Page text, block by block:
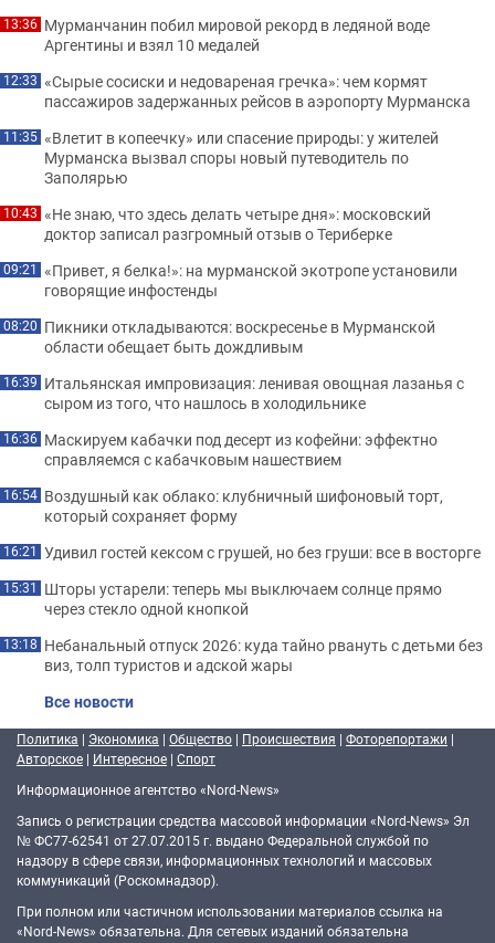
13:36 Мурманчанин побил мировой рекорд в ледяной воде
Аргентины и взял 10 медалей
12:33 «Сырые сосиски и недовареная гречка»: чем кормят
пассажиров задержанных рейсов в аэропорту Мурманска
11:35 «Влетит в копеечку» или спасение природы: у жителей
Мурманска вызвал споры новый путеводитель по
Заполярью
10:43 «Не знаю, что здесь делать четыре дня»: московский
доктор записал разгромный отзыв о Териберке
09:21 «Привет, я белка!»: на мурманской экотропе установили
говорящие инфостенды
08:20 Пикники откладываются: воскресенье в Мурманской
области обещает быть дождливым
16:39 Итальянская импровизация: ленивая овощная лазанья с
сыром из того, что нашлось в холодильнике
16:36 Маскируем кабачки под десерт из кофейни: эффектно
справляемся с кабачковым нашествием
16:54 Воздушный как облако: клубничный шифоновый торт,
который сохраняет форму
16:21 Удивил гостей кексом с грушей, но без груши: все в восторге
15:31 Шторы устарели: теперь мы выключаем солнце прямо
через стекло одной кнопкой
13:18 Небанальный отпуск 2026: куда тайно рвануть с детьми без
виз, толп туристов и адской жары
Все новости
Политика | Экономика | Общество | Происшествия | Фоторепортажи |
Авторское | Интересное | Спорт
Информационное агентство «Nord-News»
Запись о регистрации средства массовой информации «Nord-News» Эл
№ ФС77-62541 от 27.07.2015 г. выдано Федеральной службой по
надзору в сфере связи, информационных технологий и массовых
коммуникаций (Роскомнадзор).
При полном или частичном использовании материалов ссылка на
«Nord-News» обязательна. Для сетевых изданий обязательна